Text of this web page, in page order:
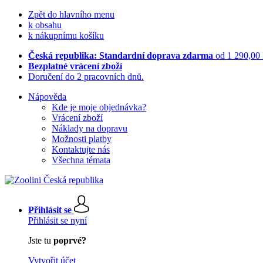
Zpět do hlavního menu
k obsahu
k nákupnímu košíku
Česká republika: Standardní doprava zdarma od 1 290,00
Bezplatné vrácení zboží
Doručení do 2 pracovních dnů.
Nápověda
Kde je moje objednávka?
Vrácení zboží
Náklady na dopravu
Možnosti platby
Kontaktujte nás
Všechna témata
Přihlásit se
Přihlásit se nyní
Jste tu poprvé?
Vytvořit účet